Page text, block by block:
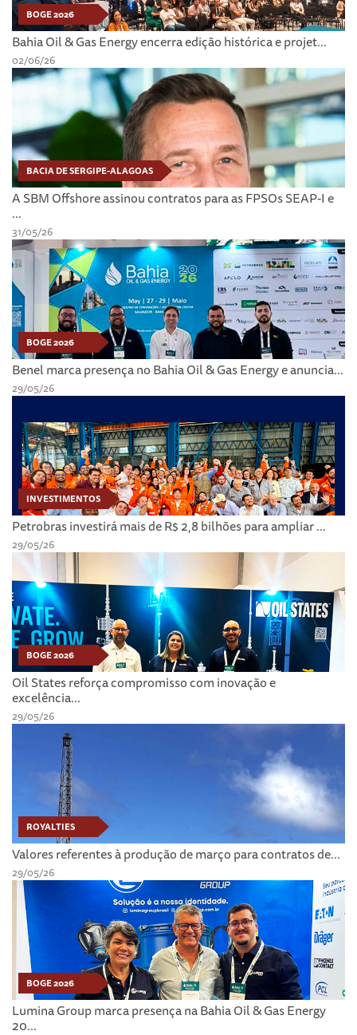
BOGE 2026
Bahia Oil & Gas Energy encerra edição histórica e projet...
02/06/26
BACIA DE SERGIPE-ALAGOAS
A SBM Offshore assinou contratos para as FPSOs SEAP-I e
...
31/05/26
BOGE 2026
Benel marca presença no Bahia Oil & Gas Energy e anuncia...
29/05/26
INVESTIMENTOS
Petrobras investirá mais de R$ 2,8 bilhões para ampliar ...
29/05/26
BOGE 2026
Oil States reforça compromisso com inovação e
excelência...
29/05/26
ROYALTIES
Valores referentes à produção de março para contratos de...
29/05/26
BOGE 2026
Lumina Group marca presença na Bahia Oil & Gas Energy
20...